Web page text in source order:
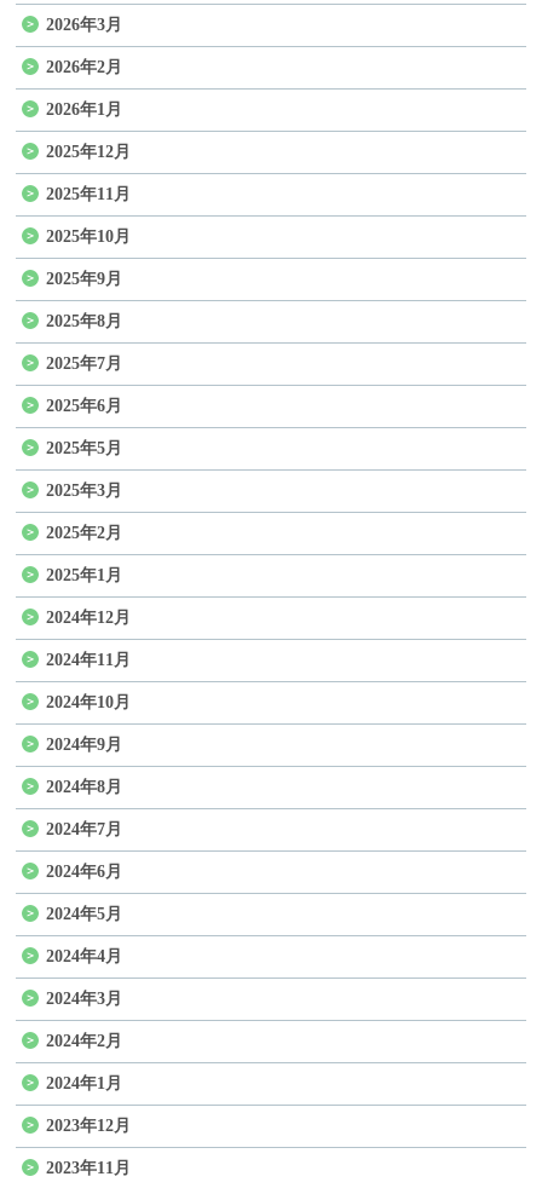
2026年3月
2026年2月
2026年1月
2025年12月
2025年11月
2025年10月
2025年9月
2025年8月
2025年7月
2025年6月
2025年5月
2025年3月
2025年2月
2025年1月
2024年12月
2024年11月
2024年10月
2024年9月
2024年8月
2024年7月
2024年6月
2024年5月
2024年4月
2024年3月
2024年2月
2024年1月
2023年12月
2023年11月